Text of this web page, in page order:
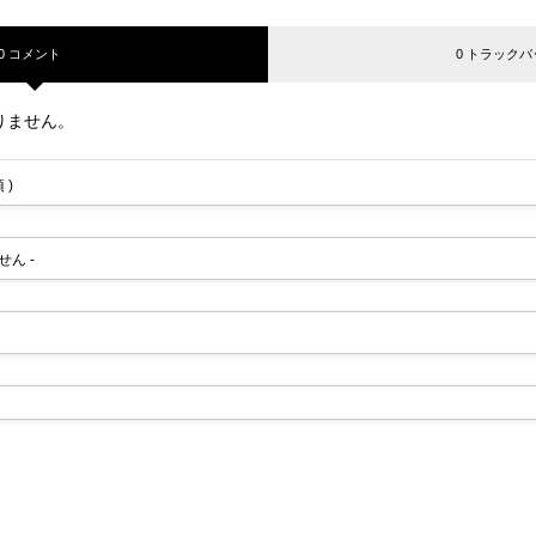
コメント 0 トラックバ
せん。
)
ん -